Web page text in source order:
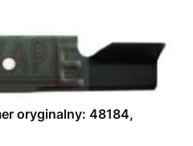
oryginalny: 48184,